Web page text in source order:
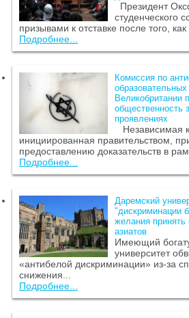
Президент
студенческого
призывами к отставке после того, как
Подробнее...
Комиссия по
Великобритании
общественность
проявлениях
Независимая
инициированная правительством,
предоставлению доказательств в
Подробнее...
Даремский
"дискриминации
желания
азиатов
Имеющий
университет
«антибелой дискриминации» из-за
снижения...
Подробнее...